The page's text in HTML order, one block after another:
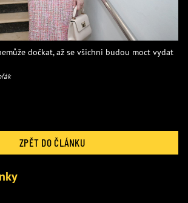
dočkat, až se všichni budou moct vydat
ZPĚT DO ČLÁNKU